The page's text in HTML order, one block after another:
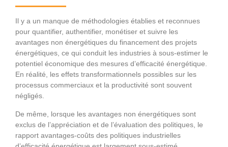
Il y a un manque de méthodologies établies et reconnues
pour quantifier, authentifier, monétiser et suivre les
avantages non énergétiques du financement des projets
énergétiques, ce qui conduit les industries à sous-estimer le
potentiel économique des mesures d’efficacité énergétique.
En réalité, les effets transformationnels possibles sur les
processus commerciaux et la productivité sont souvent
négligés.
De même, lorsque les avantages non énergétiques sont
exclus de l’appréciation et de l’évaluation des politiques, le
rapport avantages-coûts des politiques industrielles